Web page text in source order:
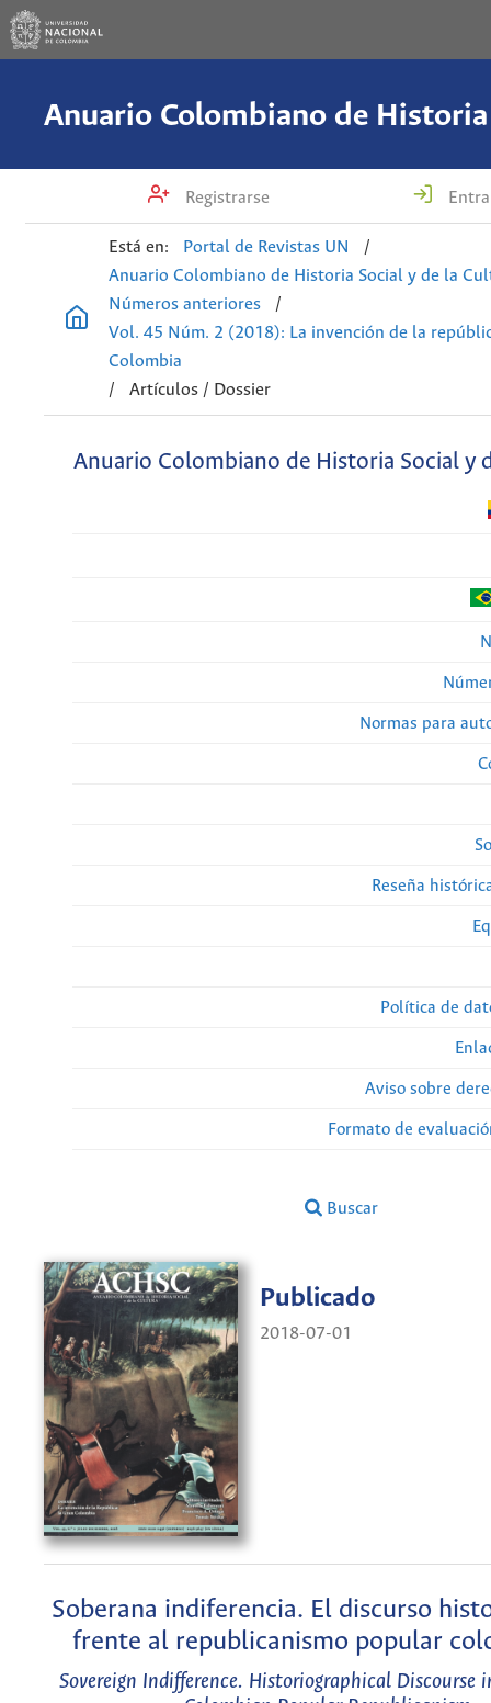
Registrarse
Está en: Portal de Revistas UN
/
Anuario Colombiano de Historia Social y de la
Números anteriores
/
Vol. 45 Núm. 2 (2018): La invención de la
Colombia
/
Artículos / Dossier
Anuario Colombiano de Historia Social y
Normas para
Reseña
Política de
Aviso sobre
Formato de
Buscar
Publicado
2018-07-01
Soberana indiferencia. El discurso
frente al republicanismo popular
Sovereign Indifference. Historiographical Discourse